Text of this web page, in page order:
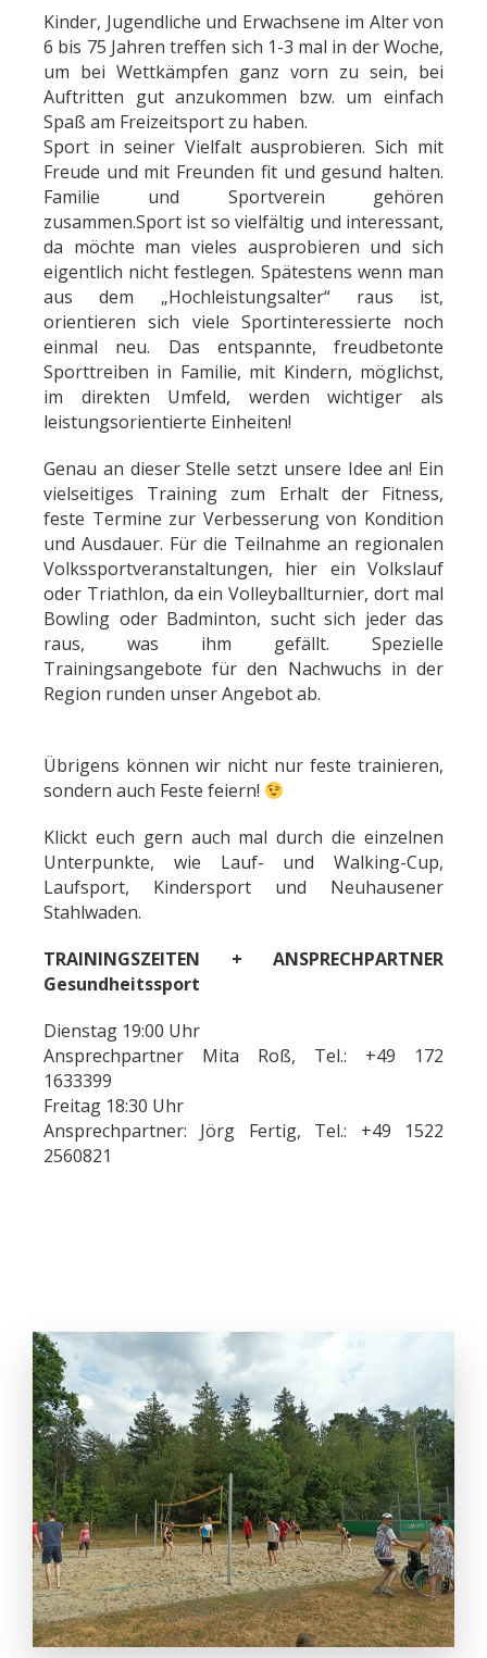
Kinder, Jugendliche und Erwachsene im Alter von
6 bis 75 Jahren treffen sich 1-3 mal in der Woche,
um bei Wettkämpfen ganz vorn zu sein, bei
Auftritten gut anzukommen bzw. um einfach
Spaß am Freizeitsport zu haben.
Sport in seiner Vielfalt ausprobieren. Sich mit
Freude und mit Freunden fit und gesund halten.
Familie und Sportverein gehören
zusammen.Sport ist so vielfältig und interessant,
da möchte man vieles ausprobieren und sich
eigentlich nicht festlegen. Spätestens wenn man
aus dem „Hochleistungsalter“ raus ist,
orientieren sich viele Sportinteressierte noch
einmal neu. Das entspannte, freudbetonte
Sporttreiben in Familie, mit Kindern, möglichst,
im direkten Umfeld, werden wichtiger als
leistungsorientierte Einheiten!
Genau an dieser Stelle setzt unsere Idee an! Ein
vielseitiges Training zum Erhalt der Fitness,
feste Termine zur Verbesserung von Kondition
und Ausdauer. Für die Teilnahme an regionalen
Volkssportveranstaltungen, hier ein Volkslauf
oder Triathlon, da ein Volleyballturnier, dort mal
Bowling oder Badminton, sucht sich jeder das
raus, was ihm gefällt. Spezielle
Trainingsangebote für den Nachwuchs in der
Region runden unser Angebot ab.
Übrigens können wir nicht nur feste trainieren,
sondern auch Feste feiern!
Klickt euch gern auch mal durch die einzelnen
Unterpunkte, wie Lauf- und Walking-Cup,
Laufsport, Kindersport und Neuhausener
Stahlwaden.
TRAININGSZEITEN + ANSPRECHPARTNER
Gesundheitssport
Dienstag 19:00 Uhr
Ansprechpartner Mita Roß, Tel.: +49 172
1633399
Freitag 18:30 Uhr
Ansprechpartner: Jörg Fertig, Tel.: +49 1522
2560821